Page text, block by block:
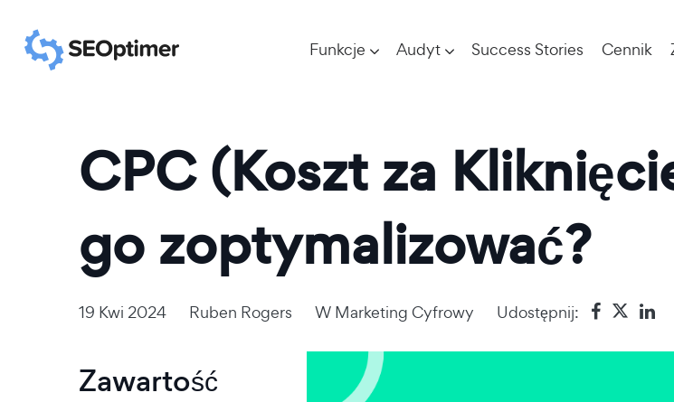
Funkcje Audyt Success Stories Cennik
CPC (Koszt za
go zoptymalizować?
19 Kwi 2024 Ruben Rogers W Marketing Cyfrowy Udostępnij:
Zawartość